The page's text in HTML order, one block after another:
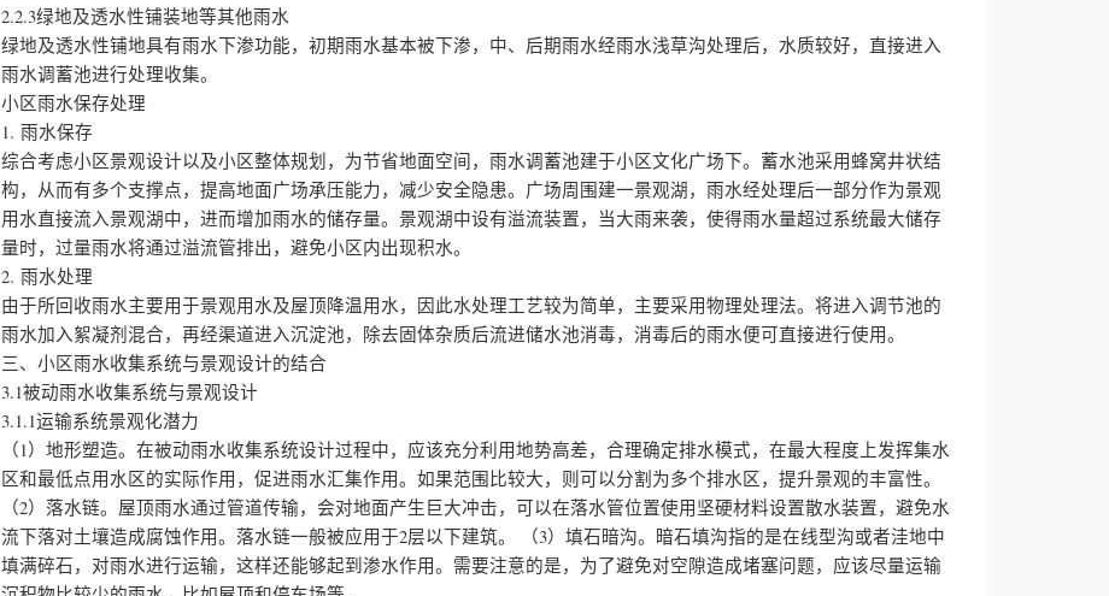
2.2.3绿地及透水性铺装地等其他雨水
绿地及透水性铺地具有雨水下渗功能，初期雨水基本被下渗，中、后期雨水经雨水浅草沟处理后，水质较好，直接进入
雨水调蓄池进行处理收集。
小区雨水保存处理
1. 雨水保存
综合考虑小区景观设计以及小区整体规划，为节省地面空间，雨水调蓄池建于小区文化广场下。蓄水池采用蜂窝井状结
构，从而有多个支撑点，提高地面广场承压能力，减少安全隐患。广场周围建一景观湖，雨水经处理后一部分作为景观
用水直接流入景观湖中，进而增加雨水的储存量。景观湖中设有溢流装置，当大雨来袭，使得雨水量超过系统最大储存
量时，过量雨水将通过溢流管排出，避免小区内出现积水。
2. 雨水处理
由于所回收雨水主要用于景观用水及屋顶降温用水，因此水处理工艺较为简单，主要采用物理处理法。将进入调节池的
雨水加入絮凝剂混合，再经渠道进入沉淀池，除去固体杂质后流进储水池消毒，消毒后的雨水便可直接进行使用。
三、小区雨水收集系统与景观设计的结合
3.1被动雨水收集系统与景观设计
3.1.1运输系统景观化潜力
（1）地形塑造。在被动雨水收集系统设计过程中，应该充分利用地势高差，合理确定排水模式，在最大程度上发挥集水
区和最低点用水区的实际作用，促进雨水汇集作用。如果范围比较大，则可以分割为多个排水区，提升景观的丰富性。
（2）落水链。屋顶雨水通过管道传输，会对地面产生巨大冲击，可以在落水管位置使用坚硬材料设置散水装置，避免水
流下落对土壤造成腐蚀作用。落水链一般被应用于2层以下建筑。
（3）填石暗沟。暗石填沟指的是在线型沟或者洼地中
填满碎石，对雨水进行运输，这样还能够起到渗水作用。需要注意的是，为了避免对空隙造成堵塞问题，应该尽量运输